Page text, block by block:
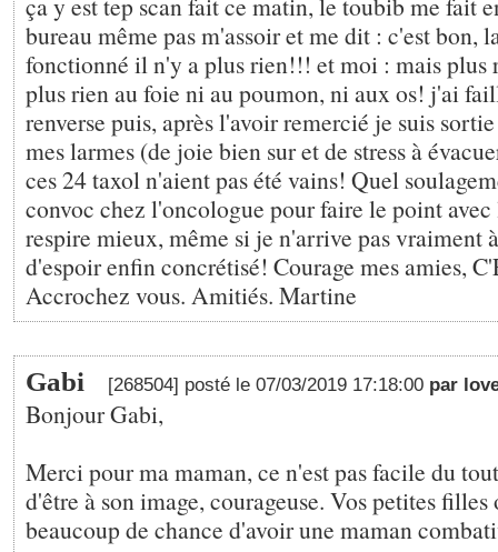
bureau même pas m'assoir et me dit : c'est bon,
fonctionné il n'y a plus rien!!! et moi : mais plus
plus rien au foie ni au poumon, ni aux os! j'ai
renverse puis, après l'avoir remercié je suis
mes larmes (de joie bien sur et de stress à
ces 24 taxol n'aient pas été vains! Quel
convoc chez l'oncologue pour faire le point
respire mieux, même si je n'arrive pas vraiment
d'espoir enfin concrétisé! Courage mes amies,
Accrochez vous. Amitiés. Martine
Gabi [268504] posté le 07/03/2019 17:18:00 par
Bonjour Gabi,
Merci pour ma maman, ce n'est pas facile du
d'être à son image, courageuse. Vos petites filles
beaucoup de chance d'avoir une maman